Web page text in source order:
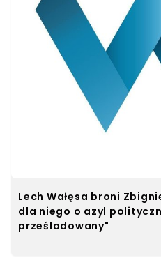
Lech Wałęsa broni
dla niego o azyl
prześladowany"